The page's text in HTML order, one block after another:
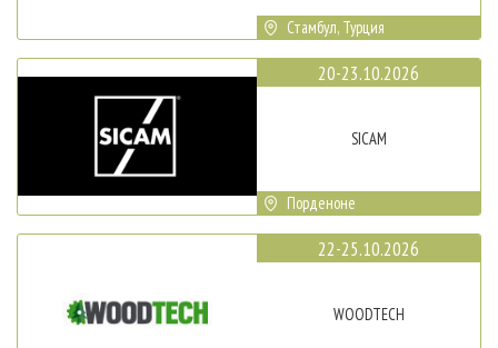
Стамбул, Турция
20-23.10.2026
SICAM
Порденоне
22-25.10.2026
WOODTECH